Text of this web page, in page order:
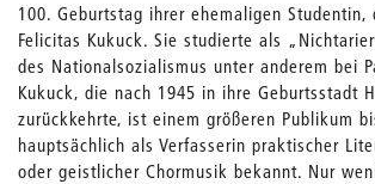
100. Geburtstag ihrer ehemaligen Studentin,
Felicitas Kukuck. Sie studierte als
des Nationalsozialismus unter anderem bei
Kukuck, die nach 1945 in ihre Geburtsstadt
zurückkehrte, ist einem größeren Publikum
hauptsächlich als Verfasserin praktischer
oder geistlicher Chormusik bekannt. Nur